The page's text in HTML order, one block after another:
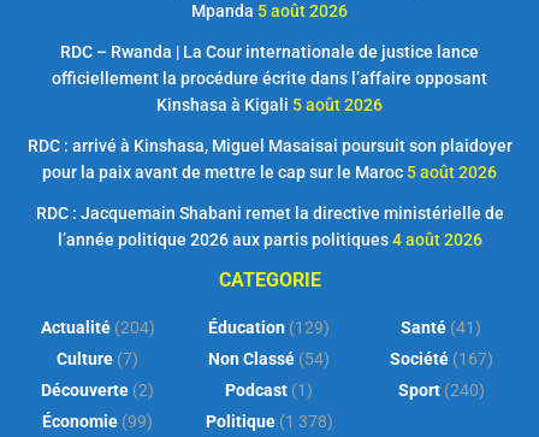
Mpanda 5 août 2026
RDC – Rwanda | La Cour internationale de justice lance
officiellement la procédure écrite dans l’affaire opposant
Kinshasa à Kigali 5 août 2026
RDC : arrivé à Kinshasa, Miguel Masaisai poursuit son plaidoyer
pour la paix avant de mettre le cap sur le Maroc 5 août 2026
RDC : Jacquemain Shabani remet la directive ministérielle de
l’année politique 2026 aux partis politiques 4 août 2026
CATEGORIE
Actualité(204)
Culture (7)
Découverte (2)
Économie (99)
Éducation (129)
Non Classé (54)
Podcast (1)
Politique(1 378)
Santé (41)
Société(167)
Sport(240)